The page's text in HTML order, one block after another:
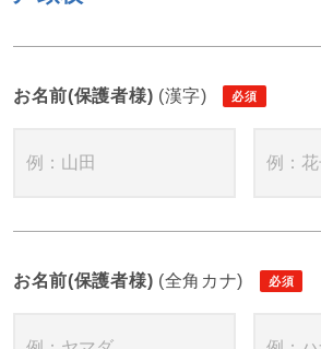
お名前(保護者様) (漢字)
お名前(保護者様) (全角カナ)